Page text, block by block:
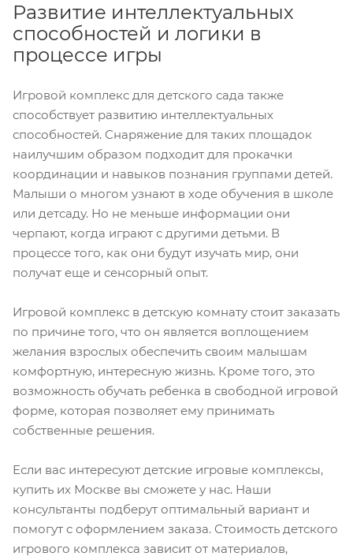
Развитие интеллектуальных
способностей и логики в
процессе игры
Игровой комплекс для детского сада также
способствует развитию интеллектуальных
способностей. Снаряжение для таких площадок
наилучшим образом подходит для прокачки
координации и навыков познания группами детей.
Малыши о многом узнают в ходе обучения в школе
или детсаду. Но не меньше информации они
черпают, когда играют с другими детьми. В
процессе того, как они будут изучать мир, они
получат еще и сенсорный опыт.
Игровой комплекс в детскую комнату стоит заказать
по причине того, что он является воплощением
желания взрослых обеспечить своим малышам
комфортную, интересную жизнь. Кроме того, это
возможность обучать ребенка в свободной игровой
форме, которая позволяет ему принимать
собственные решения.
Если вас интересуют детские игровые комплексы,
купить их Москве вы сможете у нас. Наши
консультанты подберут оптимальный вариант и
помогут с оформлением заказа. Стоимость детского
игрового комплекса зависит от материалов,